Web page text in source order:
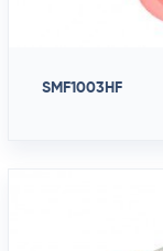
SMF1003HF